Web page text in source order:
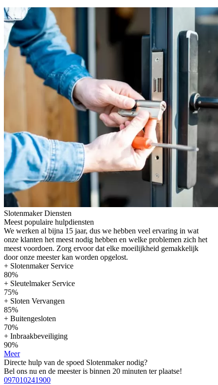
Slotenmaker Diensten
Meest populaire hulpdiensten
We werken al bijna 15 jaar, dus we hebben veel ervaring in wat
onze klanten het meest nodig hebben en welke problemen zich het
meest voordoen. Zorg ervoor dat elke moeilijkheid gemakkelijk
door onze meester kan worden opgelost.
+ Slotenmaker Service
80%
+ Sleutelmaker Service
75%
+ Sloten Vervangen
85%
+ Buitengesloten
70%
+ Inbraakbeveiliging
90%
Meer
Directe hulp van de spoed Slotenmaker nodig?
Bel ons nu en de meester is binnen 20 minuten ter plaatse!
097010241900